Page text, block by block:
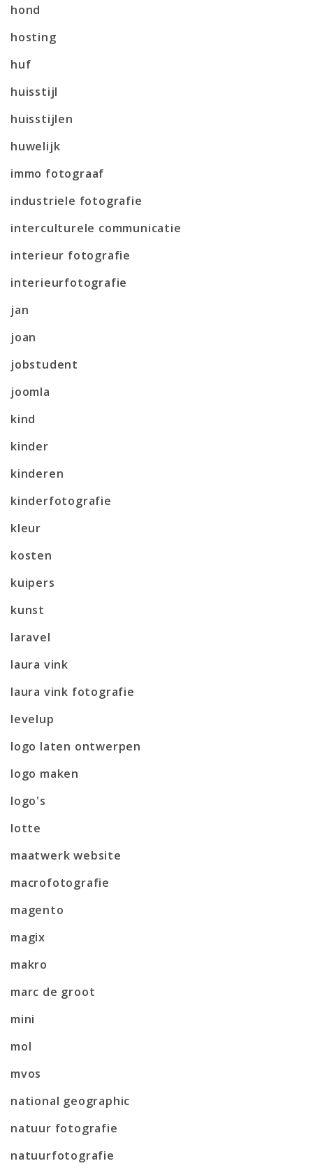
hond
hosting
huf
huisstijl
huisstijlen
huwelijk
immo fotograaf
industriele fotografie
interculturele communicatie
interieur fotografie
interieurfotografie
jan
joan
jobstudent
joomla
kind
kinder
kinderen
kinderfotografie
kleur
kosten
kuipers
kunst
laravel
laura vink
laura vink fotografie
levelup
logo laten ontwerpen
logo maken
logo's
lotte
maatwerk website
macrofotografie
magento
magix
makro
marc de groot
mini
mol
mvos
national geographic
natuur fotografie
natuurfotografie